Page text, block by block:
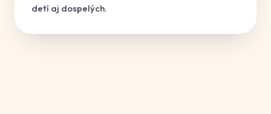
detí aj dospelých.